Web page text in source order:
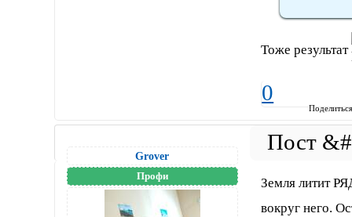
Тоже результат
0
Grover
Профи
Земля литит
вокруг него.